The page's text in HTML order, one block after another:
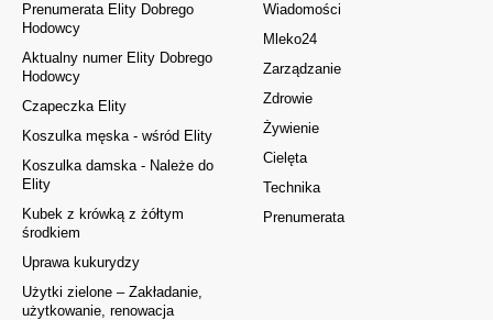
Wiadomości
Mleko24
Zarządzanie
Zdrowie
Żywienie
Cielęta
Technika
Prenumerata
Prenumerata Elity Dobrego
Hodowcy
Aktualny numer Elity Dobrego
Hodowcy
Czapeczka Elity
Koszulka męska - wśród Elity
Koszulka damska - Należe do
Elity
Kubek z krówką z żółtym
środkiem
Uprawa kukurydzy
Użytki zielone – Zakładanie,
użytkowanie, renowacja